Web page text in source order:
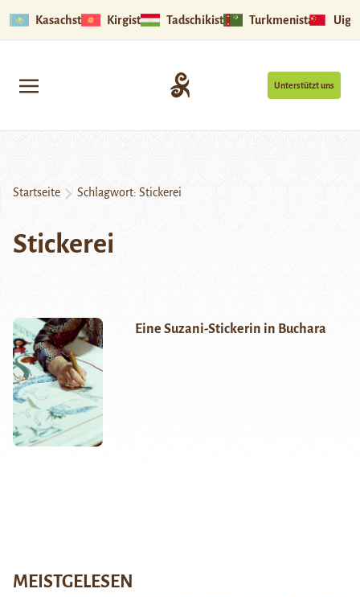
Kasachstan Kirgistan Tadschikistan Turkmenistan
Unterstützt uns
Startseite Schlagwort: Stickerei
Stickerei
Eine Suzani-Stickerin in Buchara
MEISTGELESEN